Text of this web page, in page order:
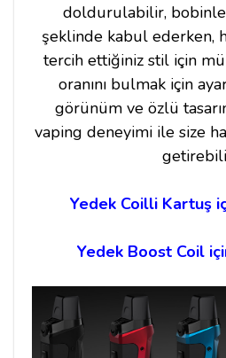
doldurulabilir,
şeklinde kabul ederken,
tercih ettiğiniz stil için
oranını bulmak için
görünüm ve özlü
vaping deneyimi ile size
Yedek Coilli Kartuş
Yedek Boost Coil